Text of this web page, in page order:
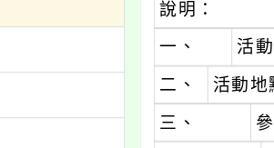
說明：
一、 活
二、 活動地
三、